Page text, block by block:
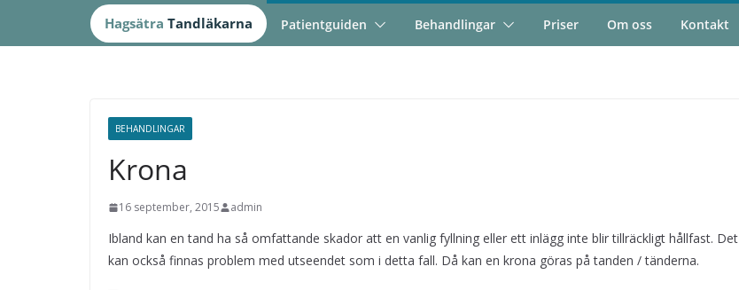
Hagsätra Tandläkarna Patientguiden Behandlingar Priser Om oss Kontakt
BEHANDLINGAR
Krona
16 september, 2015 admin
Ibland kan en tand ha så omfattande skador att en vanlig fyllning eller ett inlägg inte blir tillräckligt hållfast. Det
kan också finnas problem med utseendet som i detta fall. Då kan en krona göras på tanden / tänderna.